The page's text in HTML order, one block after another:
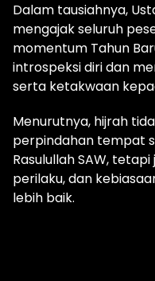
Dalam tausiahnya,
mengajak seluruh
momentum Tahun
introspeksi diri dan
serta ketakwaan
Menurutnya, hijrah
perpindahan tempat
Rasulullah SAW,
perilaku, dan
lebih baik.